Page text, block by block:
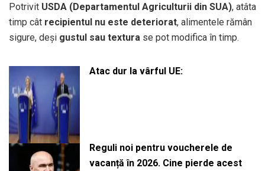
Potrivit USDA (Departamentul Agriculturii din SUA), atâta
timp cât recipientul nu este deteriorat, alimentele rămân
sigure, deși gustul sau textura se pot modifica în timp.
Atac dur la vârful UE:
Reguli noi pentru voucherele de
vacanță în 2026. Cine pierde acest